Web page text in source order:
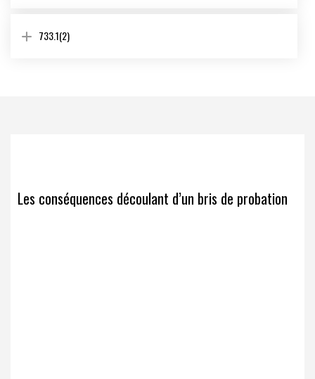
733.1(2)
Les conséquences découlant d’un bris de probation